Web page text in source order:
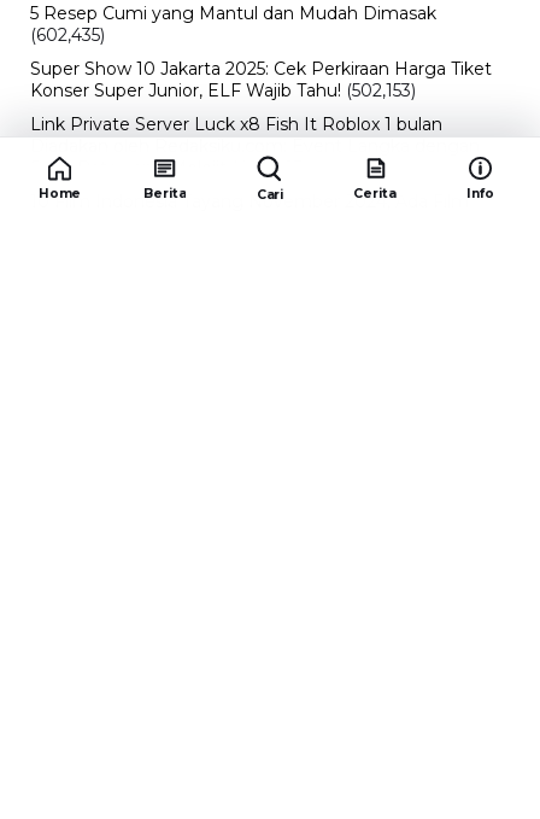
5 Resep Cumi yang Mantul dan Mudah Dimasak
(602,435)
Super Show 10 Jakarta 2025: Cek Perkiraan Harga Tiket
Konser Super Junior, ELF Wajib Tahu! (502,153)
Link Private Server Luck x8 Fish It Roblox 1 bulan
Drop Rate yang Melejit
(424,823)
10 Film Indonesia Tayang November 2024, Ada Film
Home Berita Cari Cerita Info